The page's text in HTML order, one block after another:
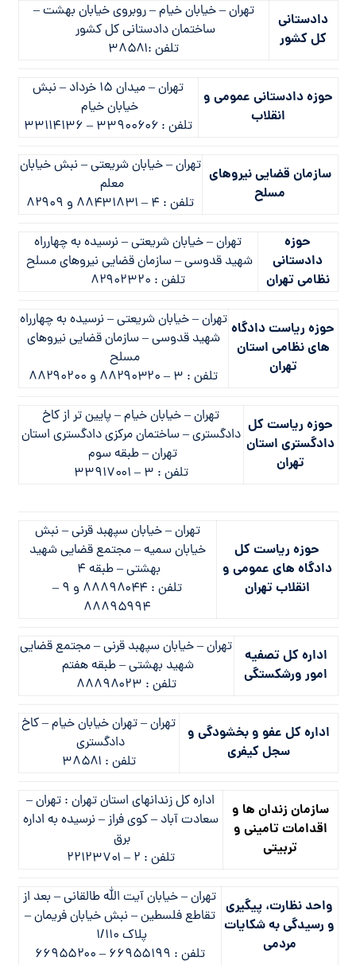
دادستانی
کل کشور
تهران – خيابان خيام – روبروي خيابان بهشت –
ساختمان دادستاني كل كشور
تلفن :۳۸۵۸۱
حوزه دادستانی عمومی و
انقلاب
تهران – ميدان ۱۵ خرداد – نبش
خيابان خيام
تلفن : ۳۳۹۰۰۶۰۶ – ۳۳۱۱۴۱۳۶
سازمان قضایی نیروهای
مسلح
تهران – خيابان شريعتي – نبش خيابان
معلم
تلفن : ۴ – ۸۸۴۳۱۸۳۱ و ۸۲۹۰۹
حوزه
دادستانی
نظامی تهران
تهران – خيابان شريعتي – نرسيده به چهارراه
شهيد قدوسي – سازمان قضايي نيروهاي مسلح
تلفن : ۸۲۹۰۲۳۲۰
حوزه ریاست دادگاه
های نظامی استان
تهران
تهران – خيابان شريعتي – نرسيده به چهارراه
شهيد قدوسي – سازمان قضايي نيروهاي
مسلح
تلفن : ۳ – ۸۸۲۹۰۳۲۰ و ۸۸۲۹۰۲۰۰
حوزه ریاست کل
دادگستری استان
تهران
تهران – خيابان خيام – پايين تر از كاخ
دادگستري – ساختمان مركزي دادگستري استان
تهران – طبقه سوم
تلفن : ۳ – ۳۳۹۱۷۰۰۱
حوزه ریاست کل
دادگاه های عمومی و
انقلاب تهران
تهران – خيابان سپهبد قرني – نبش
خيابان سميه – مجتمع قضايي شهيد
بهشتي – طبقه ۴
تلفن : ۸۸۸۹۸۰۴۴ و ۹ –
۸۸۸۹۵۹۹۴
اداره کل تصفیه
امور ورشکستگی
تهران – خيابان سپهبد قرني – مجتمع قضايي
شهيد بهشتي – طبقه هفتم
تلفن : ۸۸۸۹۸۰۲۳
اداره کل عفو و بخشودگی و
سجل کیفری
تهران – تهران خيابان خيام – كاخ
دادگستري
تلفن : ۳۸۵۸۱
سازمان زندان ها و
اقدامات تامینی و
تربیتی
اداره كل زندانهاي استان تهران : تهران –
سعادت آباد – كوي فراز – نرسيده به اداره
برق
تلفن : ۲ – ۲۲۱۲۳۷۰۱
واحد نظارت، پیگیری
و رسیدگی به شکایات
مردمی
تهران – خيابان آيت الله طالقاني – بعد از
تقاطع فلسطين – نبش خيابان فريمان –
پلاك ۱/۱۱۰
تلفن : ۶۶۹۵۵۱۹۹ – ۶۶۹۵۵۲۰۰